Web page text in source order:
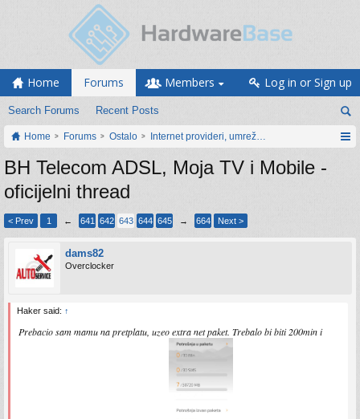
Home Forums
Search Forums Recent Posts
Members Log in or Sign up
Home Forums Ostalo Internet provideri, umrežavanje i web servisi
BH Telecom ADSL, Moja TV i Mobile -
oficijelni thread
< Prev 1 ← 641 642 643 644 645 → 664 Next >
dams82
Overclocker
Haker said: ↑
Prebacio sam mamu na pretplatu, uzeo extra net paket. Trebalo bi biti 200min i